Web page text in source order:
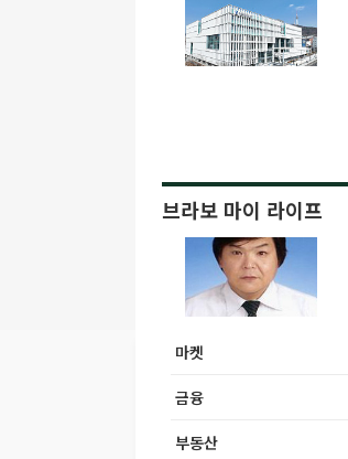
브라보 마이 라이프
마켓
금융
부동산